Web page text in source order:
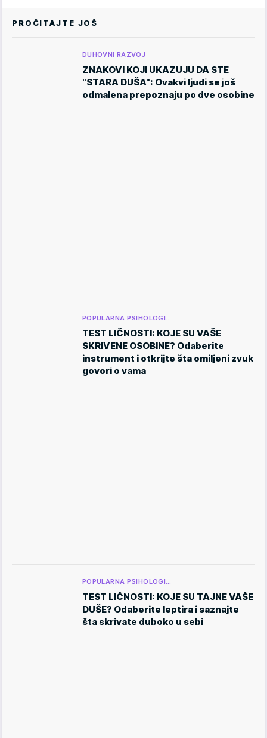
PROČITAJTE JOŠ
DUHOVNI RAZVOJ
ZNAKOVI KOJI UKAZUJU DA STE
"STARA DUŠA": Ovakvi ljudi se još
odmalena prepoznaju po dve osobine
POPULARNA PSIHOLOGI…
TEST LIČNOSTI: KOJE SU VAŠE
SKRIVENE OSOBINE? Odaberite
instrument i otkrijte šta omiljeni zvuk
govori o vama
POPULARNA PSIHOLOGI…
TEST LIČNOSTI: KOJE SU TAJNE VAŠE
DUŠE? Odaberite leptira i saznajte
šta skrivate duboko u sebi